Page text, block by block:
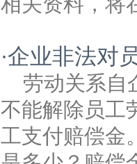
·企业非法对
劳动关系自
不能解除员工
工支付赔偿金